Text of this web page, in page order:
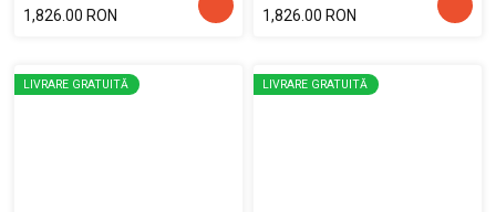
1,826.00 RON
1,826.00 RON
LIVRARE GRATUITĂ LIVRARE GRATUITĂ